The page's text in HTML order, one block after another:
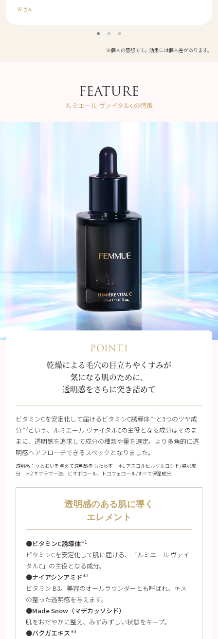
W さん
※個人の感想です。効果には個人差があります。
FEATURE
ルミエール ヴァイタルCの特徴
POINT.1
乾燥による毛穴の目立ちやくすみが
気になる肌のために、
透明感をさらに突き詰めて
ビタミンCを安定化して届けるビタミンC誘導体＊1 と3つのツヤ成
分＊2 という、ルミエール ヴァイタルCの主役となる成分はそのま
まに、透明感を追求して成分の種類や量を選定。より多角的に透
明感へアプローチできるスペックとなりました。
透明感：うるおいを与えて透明感をもたらす ＊1 アスコルビルグルコシド/整肌成
分 ＊2 サフラワー油、ビサボロール、トコフェロール/すべて保湿成分
透明感のある肌に導く
エレメント
●ビタミンC誘導体＊1
ビタミンCを安定化して肌に届ける、「ルミエール ヴァイ
タルC」の主役となる成分。
●ナイアシンアミド＊2
ビタミン B3。美容のオールラウンダーとも呼ばれ、キメ
の整った透明感を与えます。
●Made Snow（マデカッソシド）
肌をおだやかに整え、みずみずしい状態をキープ。
●バクガエキス＊3